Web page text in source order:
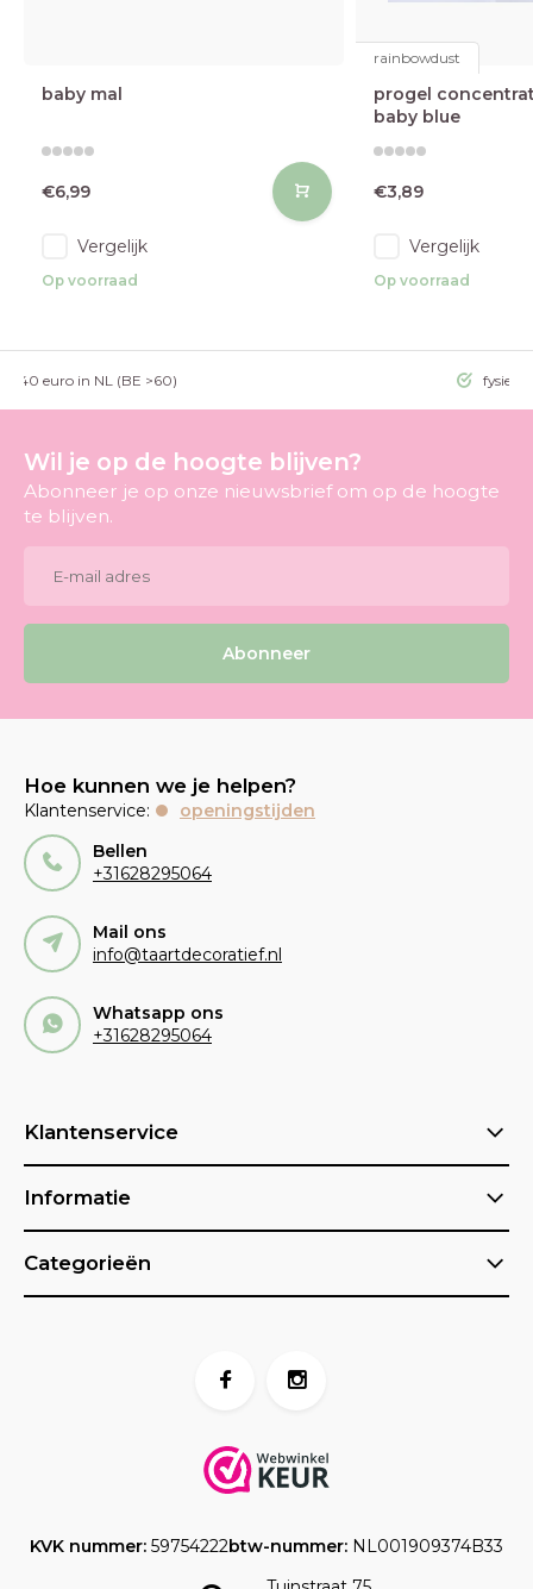
baby mal
€6,99
Vergelijk
Op voorraad
rainbowdust
progel
baby blue
€3,89
Vergelijk
Op voorraad
>40 euro in NL (BE >60) fysieke
Wil je op de hoogte blijven?
Abonneer je op onze nieuwsbrief om op de hoogte
te blijven.
Abonneer
Hoe kunnen we je helpen?
Klantenservice:
openingstijden
Bellen
+31628295064
Mail ons
info@taartdecoratief.nl
Whatsapp ons
+31628295064
Klantenservice
Informatie
Categorieën
KVK nummer: 59754222btw-nummer: NL001909374B33